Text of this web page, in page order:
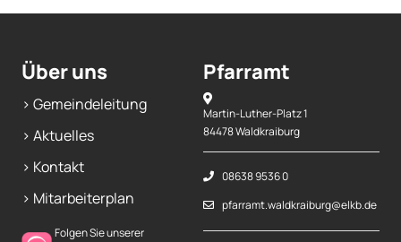
Über uns
> Gemeindeleitung
> Aktuelles
> Kontakt
> Mitarbeiterplan
Folgen Sie unserer
Pfarramt
Martin-Luther-Platz 1
84478 Waldkraiburg
08638 9536 0
pfarramt.waldkraiburg@elkb.de